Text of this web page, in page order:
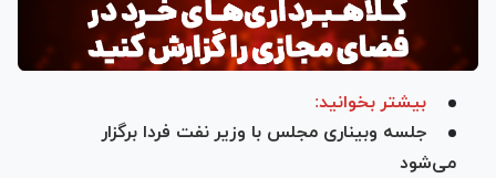
بیشتر بخوانید:
جلسه وبیناری مجلس با وزیر نفت فردا برگزار
می‌شود